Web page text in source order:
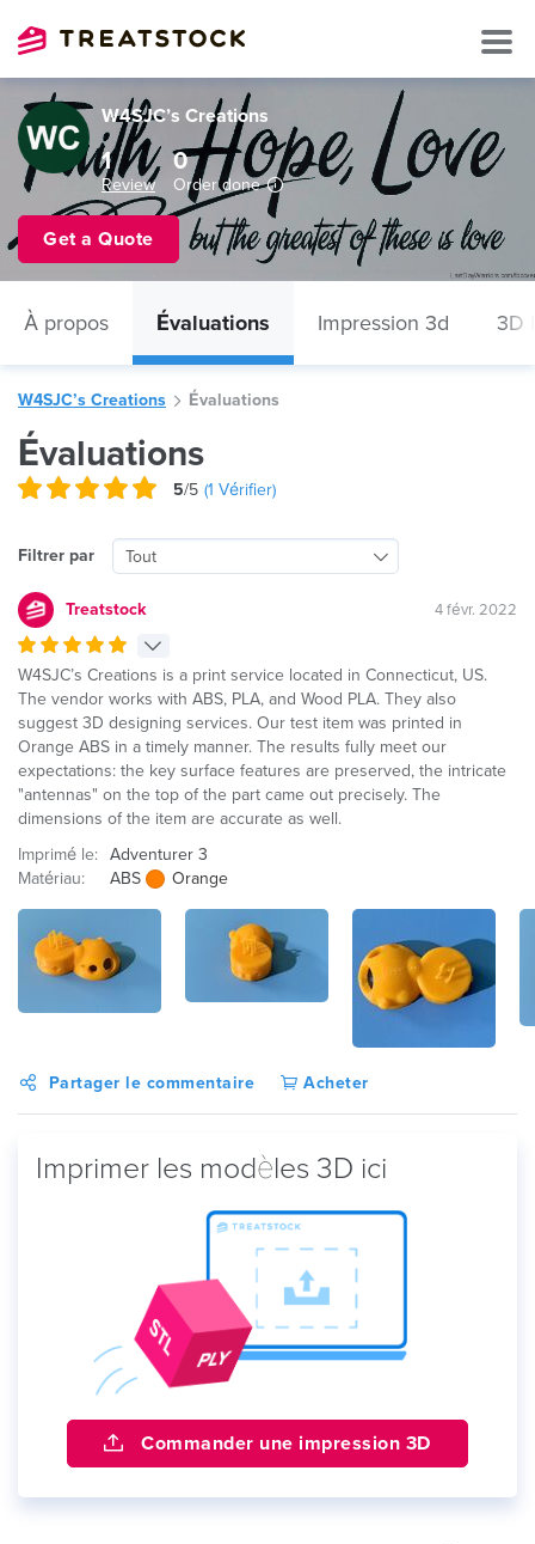
W4SJC’s Creations
1
Review
0
Order done
Get a Quote
À propos Évaluations Impression 3d 3D
W4SJC’s Creations Évaluations
Évaluations
5/5 (1 Vérifier)
Filtrer par Tout
Treatstock 4 févr. 2022
W4SJC’s Creations is a print service located in Connecticut, US.
The vendor works with ABS, PLA, and Wood PLA. They also
suggest 3D designing services. Our test item was printed in
Orange ABS in a timely manner. The results fully meet our
expectations: the key surface features are preserved, the intricate
"antennas" on the top of the part came out precisely. The
dimensions of the item are accurate as well.
Imprimé le: Adventurer 3
Matériau:
ABS Orange
Partager le commentaire Acheter
Imprimer les modèles 3D ici
Commander une impression 3D